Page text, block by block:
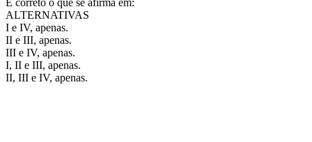
É correto o que se afirma em:
ALTERNATIVAS
I e IV, apenas.
II e III, apenas.
III e IV, apenas.
I, II e III, apenas.
II, III e IV, apenas.